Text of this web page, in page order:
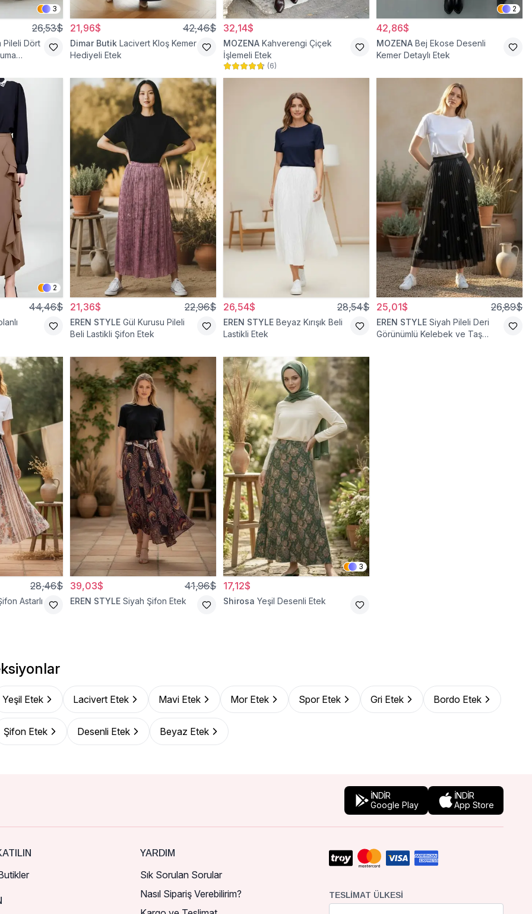
3
26,53$
Pileli Dört
21,96$ 42,46$
Dimar Butik Lacivert Kloş Kemer
Hediyeli Etek
32,14$
MOZENA Kahverengi Çiçek
İşlemeli Etek
(6)
2
42,86$
MOZENA Bej Ekose Desenli
Kemer Detaylı Etek
2
44,46$ 21,36$ 22,96$
EREN STYLE Gül Kurusu Pileli
Beli Lastikli Şifon Etek
26,54$ 28,54$
EREN STYLE Beyaz Kırışık Beli
Lastikli Etek
25,01$ 26,89$
EREN STYLE Siyah Pileli Deri
Görünümlü Kelebek ve Taş
28,46$
Astarlı
39,03$ 41,96$
EREN STYLE Siyah Şifon Etek
3
17,12$
Shirosa Yeşil Desenli Etek
Yeşil Etek Lacivert Etek Mavi Etek Mor Etek Spor Etek Gri Etek Bordo Etek
Şifon Etek Desenli Etek Beyaz Etek
İNDİR
Google Play
İNDİR
App Store
YARDIM
Sık Sorulan Sorular
Nasıl Sipariş Verebilirim?
TESLIMAT ÜLKESI